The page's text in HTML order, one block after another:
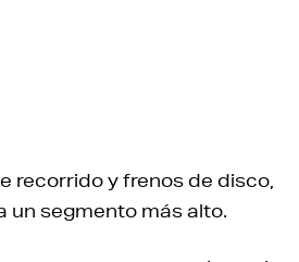
recorrido y frenos de disco,
un segmento más alto.